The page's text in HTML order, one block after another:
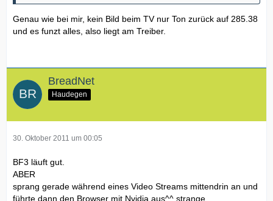
Genau wie bei mir, kein Bild beim TV nur Ton zurück auf 285.38
und es funzt alles, also liegt am Treiber.
BreadNet
Haudegen
30. Oktober 2011 um 00:05
BF3 läuft gut.
ABER
sprang gerade während eines Video Streams mittendrin an und
führte dann den Browser mit Nvidia aus^^ strange